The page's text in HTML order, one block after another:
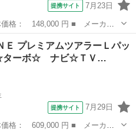
提携サイト 7月23日
トラック ■ グレード名： Ｓ
排気量： 660cc ■ ドア枚
Ｅ プレミアムツアラーＬパッ
ターボ☆ ナビ☆ＴＶ…
提携サイト 7月29日